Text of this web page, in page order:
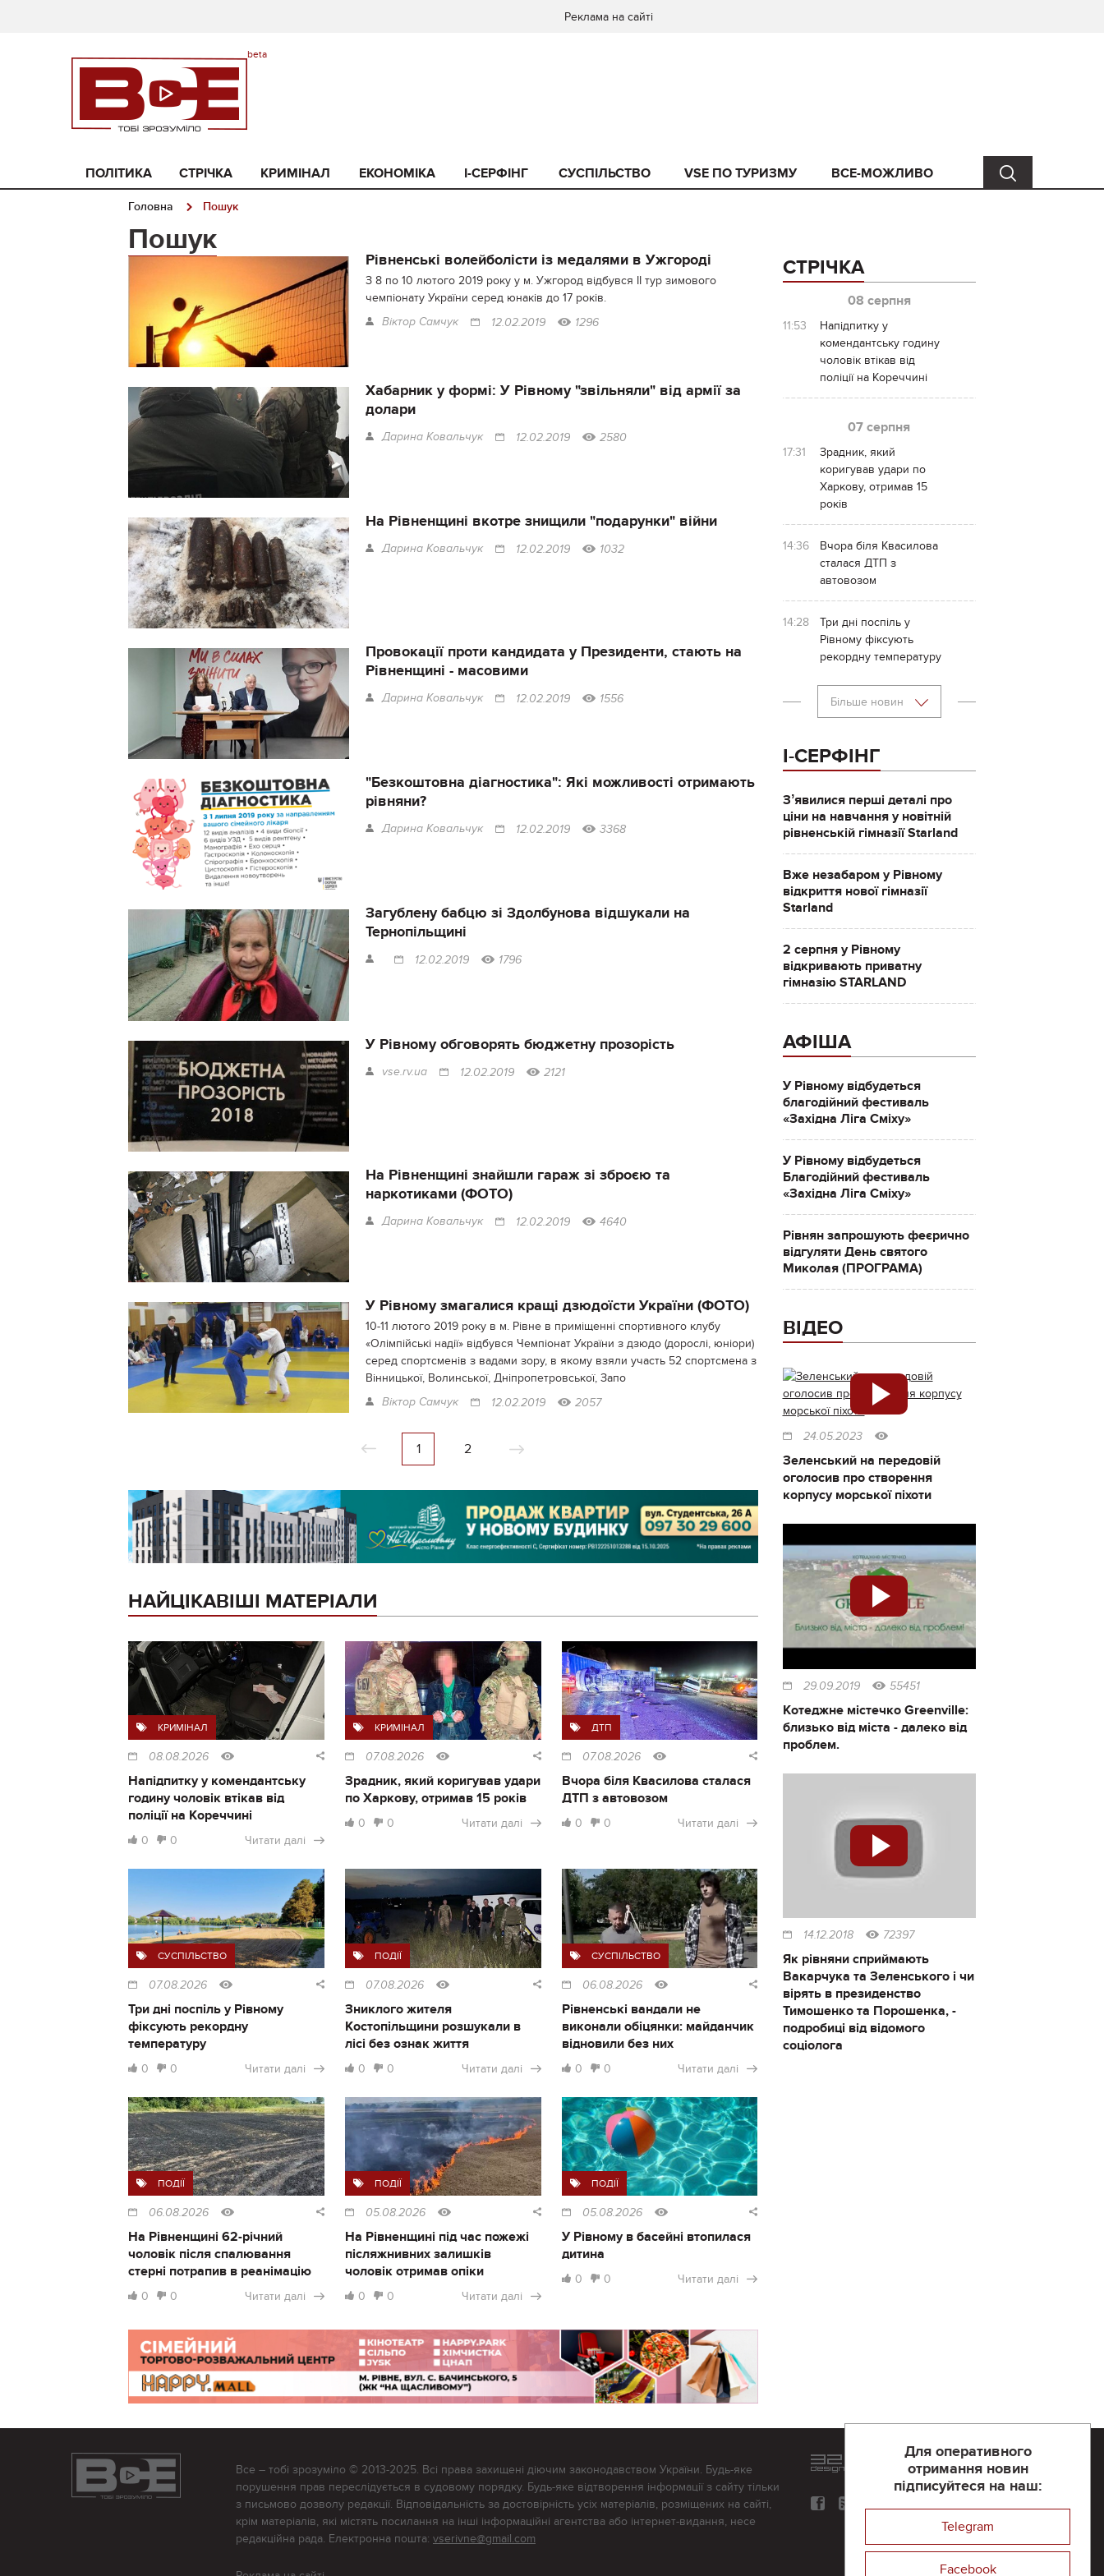
Реклама на сайті
ПОЛІТИКА СТРІЧКА КРИМІНАЛ ЕКОНОМІКА I-СЕРФІНГ СУСПІЛЬСТВО VSE ПО ТУРИЗМУ ВСЕ-МОЖЛИВО
Головна Пошук
Пошук
Рівненські волейболісти із медалями в Ужгороді
З 8 по 10 лютого 2019 року у м. Ужгород відбувся ІІ тур зимового
чемпіонату України серед юнаків до 17 років.
Віктор Самчук 12.02.2019 1296
Хабарник у формі: У Рівному "звільняли" від армії за
долари
Дарина Ковальчук 12.02.2019 2580
На Рівненщині вкотре знищили "подарунки" війни
Дарина Ковальчук 12.02.2019 1032
Провокації проти кандидата у Президенти, стають на
Рівненщині - масовими
Дарина Ковальчук 12.02.2019 1556
"Безкоштовна діагностика": Які можливості отримають
рівняни?
Дарина Ковальчук 12.02.2019 3368
Загублену бабцю зі Здолбунова відшукали на
Тернопільщині
12.02.2019 1796
У Рівному обговорять бюджетну прозорість
vse.rv.ua 12.02.2019 2121
На Рівненщині знайшли гараж зі зброєю та
наркотиками (ФОТО)
Дарина Ковальчук 12.02.2019 4640
У Рівному змагалися кращі дзюдоїсти України (ФОТО)
10-11 лютого 2019 року в м. Рівне в приміщенні спортивного клубу
«Олімпійські надії» відбувся Чемпіонат України з дзюдо (дорослі, юніори)
серед спортсменів з вадами зору, в якому взяли участь 52 спортсмена з
Вінницької, Волинської, Дніпропетровської, Запо
Віктор Самчук 12.02.2019 2057
1 2
НАЙЦІКАВІШІ МАТЕРІАЛИ
КРИМІНАЛ
08.08.2026
Напідпитку у комендантську
годину чоловік втікав від
поліції на Кореччині
0 0 Читати далі
КРИМІНАЛ
07.08.2026
Зрадник, який коригував удари
по Харкову, отримав 15 років
0 0 Читати далі
ДТП
07.08.2026
Вчора біля Квасилова сталася
ДТП з автовозом
0 0 Читати далі
СУСПІЛЬСТВО
07.08.2026
Три дні поспіль у Рівному
фіксують рекордну
температуру
0 0 Читати далі
ПОДІЇ
07.08.2026
Зниклого жителя
Костопільщини розшукали в
лісі без ознак життя
0 0 Читати далі
СУСПІЛЬСТВО
06.08.2026
Рівненські вандали не
виконали обіцянки: майданчик
відновили без них
0 0 Читати далі
ПОДІЇ
06.08.2026
На Рівненщині 62-річний
чоловік після спалювання
стерні потрапив в реанімацію
0 0 Читати далі
ПОДІЇ
05.08.2026
На Рівненщині під час пожежі
післяжнивних залишків
чоловік отримав опіки
0 0 Читати далі
ПОДІЇ
05.08.2026
У Рівному в басейні втопилася
дитина
0 0 Читати далі
СТРІЧКА
08 серпня
11:53
Напідпитку у
комендантську годину
чоловік втікав від
поліції на Кореччині
07 серпня
17:31
Зрадник, який
коригував удари по
Харкову, отримав 15
років
14:36
Вчора біля Квасилова
сталася ДТП з
автовозом
14:28
Три дні поспіль у
Рівному фіксують
рекордну температуру
Більше новин
І-СЕРФІНГ
Зʼявилися перші деталі про
ціни на навчання у новітній
рівненській гімназії Starland
Вже незабаром у Рівному
відкриття нової гімназії
Starland
2 серпня у Рівному
відкривають приватну
гімназію STARLAND
АФІША
У Рівному відбудеться
благодійний фестиваль
«Західна Ліга Сміху»
У Рівному відбудеться
Благодійний фестиваль
«Західна Ліга Сміху»
Рівнян запрошують феєрично
відгуляти День святого
Миколая (ПРОГРАМА)
ВІДЕО
24.05.2023
Зеленський на передовій
оголосив про створення
корпусу морської піхоти
29.09.2019 55451
Котеджне містечко Greenville:
близько від міста - далеко від
проблем.
14.12.2018 72397
Як рівняни сприймають
Вакарчука та Зеленського і чи
вірять в президенство
Тимошенко та Порошенка, -
подробиці від відомого
соціолога
Для оперативного
отримання новин
підписуйтеся на наш:
Telegram
Facebook
Все – тобі зрозуміло © 2013-2025. Всі права захищені діючим законодавством України. Будь-яке
порушення прав переслідується в судовому порядку. Будь-яке відтворення інформації з сайту тільки
з письмово дозволу редакції. Відповідальність за достовірність усіх матеріалів, розміщених на сайті,
крім матеріалів, які містять посилання на інші інформаційні агентства або інтернет-видання, несе
редакційна рада. Електронна пошта: vserivne@gmail.com
Розроблений та підтримується
компанії 32х32